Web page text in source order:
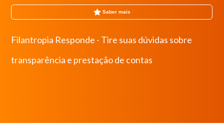
Saber mais
Filantropia Responde - Tire suas dúvidas sobre
transparência e prestação de contas